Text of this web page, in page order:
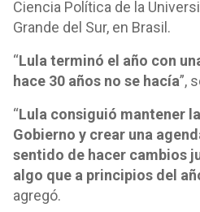
Ciencia Política de la
Grande del Sur, en Brasil.
“Lula terminó el año con
hace 30 años no se hacía”,
“Lula consiguió mantener
Gobierno y crear una
sentido de hacer cambios
algo que a principios del
agregó.